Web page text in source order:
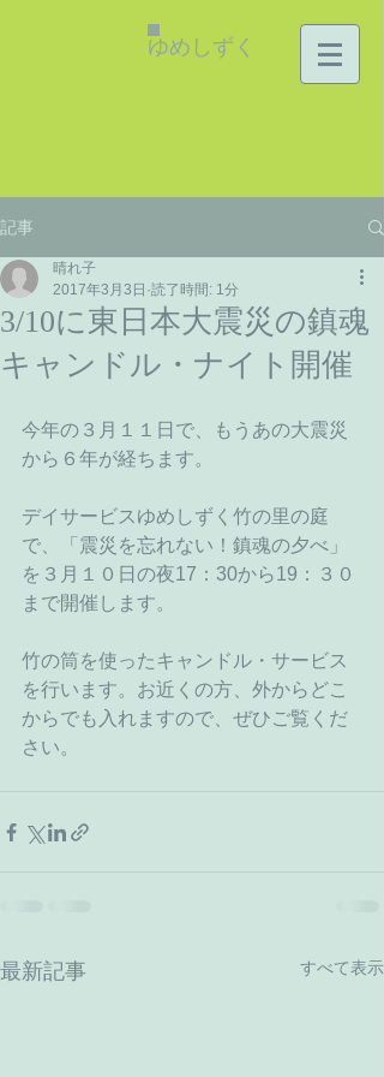
ゆめしずく
記事
3/10に東日本大震災の鎮魂
キャンドル・ナイト開催
晴れ子
2017年3月3日 読了時間: 1分
今年の３月１１日で、もうあの大震災
から６年が経ちます。
デイサービスゆめしずく竹の里の庭
で、「震災を忘れない！鎮魂の夕べ」
を３月１０日の夜17：30から19：３０
まで開催します。
竹の筒を使ったキャンドル・サービス
を行います。お近くの方、外からどこ
からでも入れますので、ぜひご覧くだ
さい。
最新記事 すべて表示